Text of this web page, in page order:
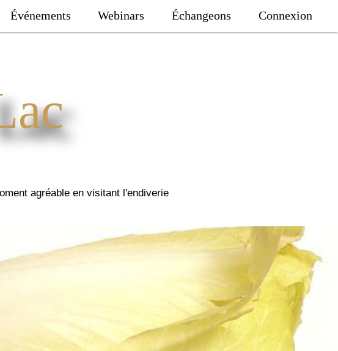
Événements Webinars Échangeons Connexion
agréable en visitant l'endiverie